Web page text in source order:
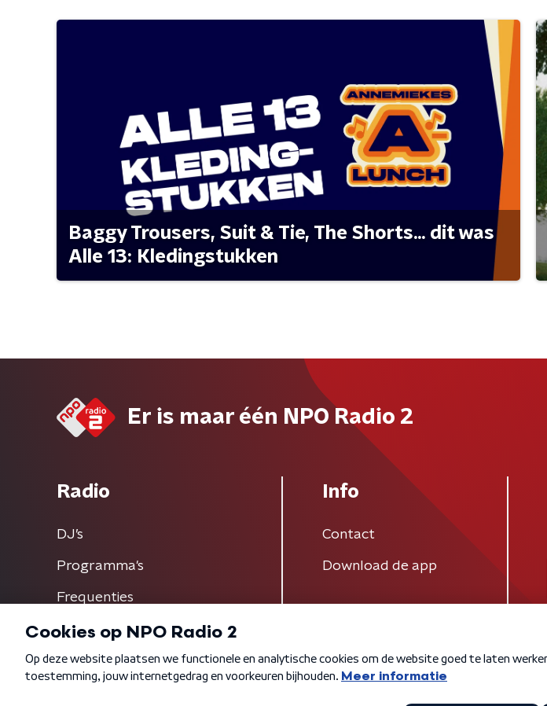
Baggy Trousers, Suit & Tie, The Shorts... dit was
Alle 13: Kledingstukken
Er is maar één NPO Radio 2
Radio
DJ’s
Programma's
Frequenties
Info
Contact
Download de app
Algemene voorwaarden Privacybeleid